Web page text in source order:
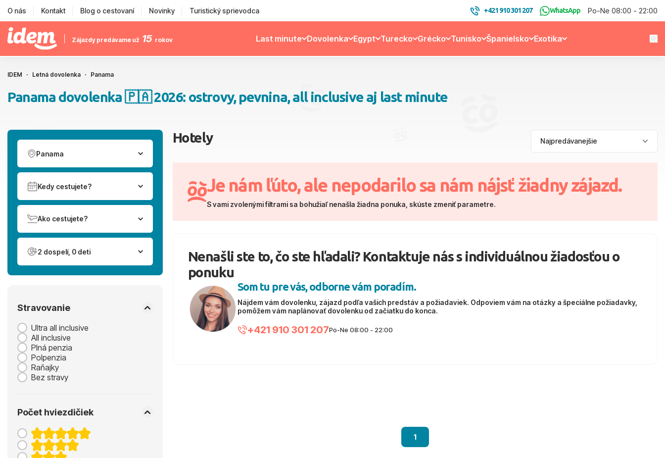
O nás Kontakt Blog o cestovaní Novinky Turistický sprievodca +421 910 301 207 WhatsApp Po-Ne 08:00 - 22:00
Zájazdy predávame už 15 rokov Last minute Dovolenka Egypt Turecko Grécko Tunisko Španielsko Exotika
IDEM Letná dovolenka Panama
Panama dovolenka 🇵🇦 2026: ostrovy, pevnina, all inclusive aj last minute
Panama
Kedy cestujete?
Ako cestujete?
2 dospelí, 0 deti
Stravovanie
Ultra all inclusive
All inclusive
Plná penzia
Polpenzia
Raňajky
Bez stravy
Počet hviezdičiek
Hotely
Je nám ľúto, ale nepodarilo sa nám nájsť žiadny zájazd.
S vami zvolenými filtrami sa bohužiaľ nenašla žiadna ponuka, skúste zmeniť parametre.
Nenašli ste to, čo ste hľadali? Kontaktuje nás s individuálnou žiadosťou o
ponuku
Som tu pre vás, odborne vám poradím.
Nájdem vám dovolenku, zájazd podľa vašich predstáv a požiadaviek. Odpoviem vám na otázky a špeciálne požiadavky,
pomôžem vám naplánovať dovolenku od začiatku do konca.
+421 910 301 207Po-Ne 08:00 - 22:00
1